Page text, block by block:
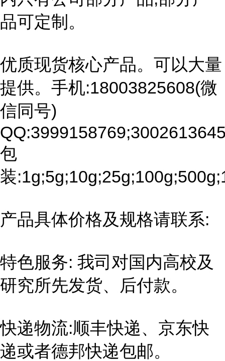
品可定制。
优质现货核心产品。可以大量
提供。手机:18003825608(微
信同号)
包
装
产品具体价格及规格请联系:
特色服务: 我司对国内高校及
研究所先发货、后付款。
快递物流:顺丰快递、京东快
递或者德邦快递包邮。